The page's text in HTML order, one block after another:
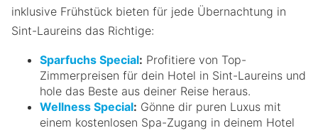
inklusive Frühstück bieten für jede Übernachtung in
Sint-Laureins das Richtige:
Sparfuchs Special: Profitiere von Top-
Zimmerpreisen für dein Hotel in Sint-Laureins und
hole das Beste aus deiner Reise heraus.
Wellness Special: Gönne dir puren Luxus mit
einem kostenlosen Spa-Zugang in deinem Hotel